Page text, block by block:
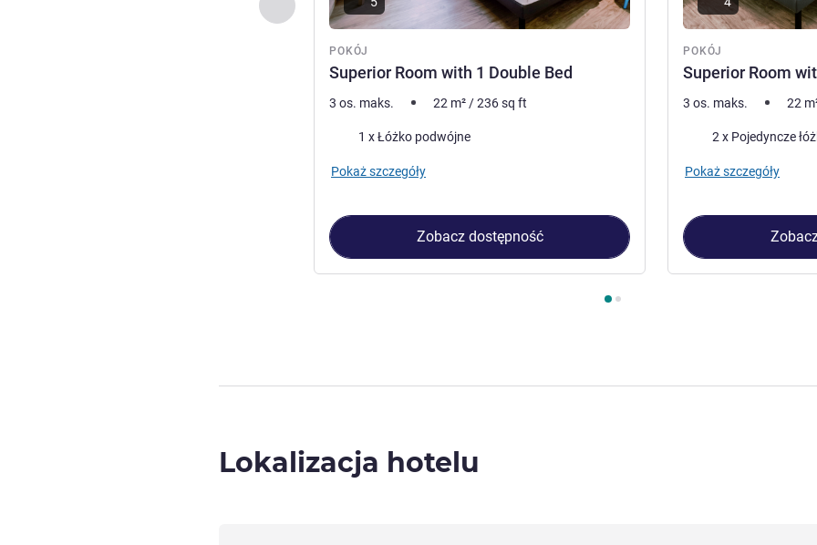
POKÓJ
Superior Room with 1 Double Bed
3 os. maks. 22 m² /236sq ft
Pościel1 x Łóżko podwójne
Pokaż szczegóły
Zobacz dostępność
POKÓJ
Superior Room
3 os. maks. 22
Pościel2 x Pojedyncze
Pokaż szczegóły
Lokalizacja hotelu